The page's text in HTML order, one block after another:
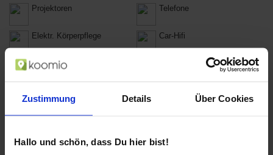
Zustimmung Details Über Cookies
Hallo und schön, dass Du hier bist!
Projektoren Telefone
Elektr. Körperpflege Car-Hifi
Batterien, Akkus &
Smart Home Geräte
Notebook-Zubehör
PC Zubehör PC-Komponenten